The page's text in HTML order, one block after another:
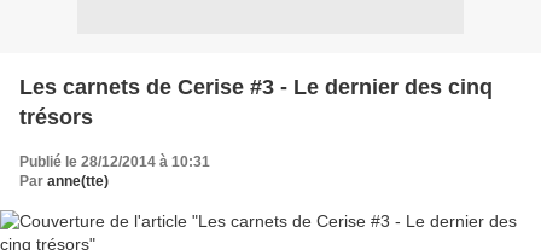
Les carnets de Cerise #3 - Le dernier des cinq
trésors
Publié le 28/12/2014 à 10:31
Par anne(tte)